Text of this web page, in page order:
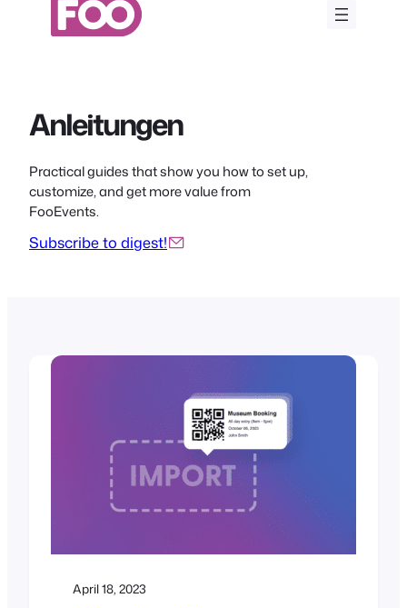
springen
Anleitungen
Practical guides that show you how to set up,
customize, and get more value from
FooEvents.
Subscribe to digest!
April 18, 2023